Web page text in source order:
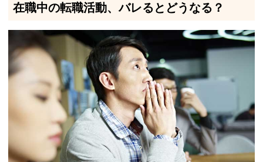
在職中の転職活動、バレるとどうなる？